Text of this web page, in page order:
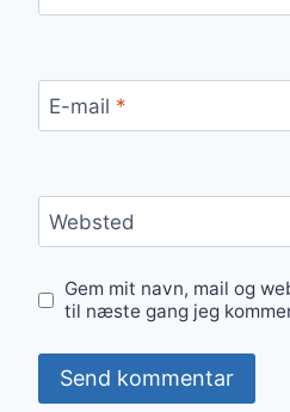
E-mail *
Websted
Gem mit navn, mail og
til næste gang jeg